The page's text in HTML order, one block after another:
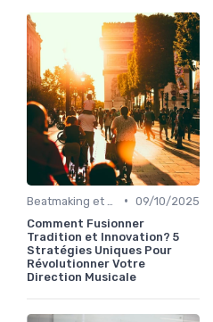
• 09/10/2025
Comment Fusionner
Tradition et Innovation? 5
Stratégies Uniques Pour
Révolutionner Votre
Direction Musicale